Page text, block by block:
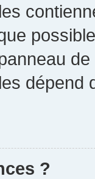
dépend
?